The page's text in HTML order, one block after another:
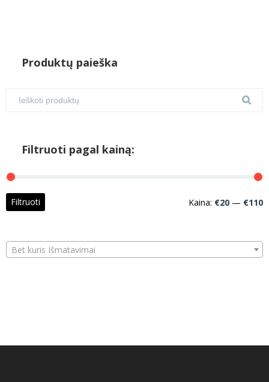
Produktų paieška
Filtruoti pagal kainą:
Filtruoti Kaina: €20 — €110
Bet kuris Išmatavimai